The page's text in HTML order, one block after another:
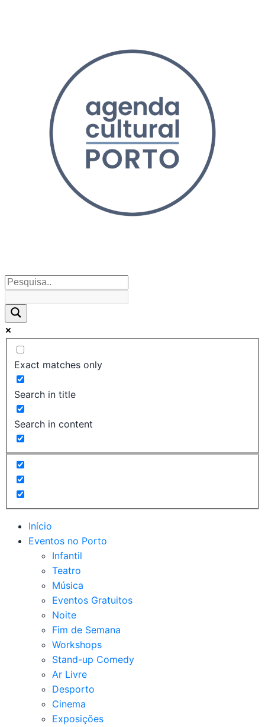
Exact matches only
Search in title
Search in content
Início
Eventos no Porto
Infantil
Teatro
Música
Eventos Gratuitos
Noite
Fim de Semana
Workshops
Stand-up Comedy
Ar Livre
Desporto
Cinema
Exposições